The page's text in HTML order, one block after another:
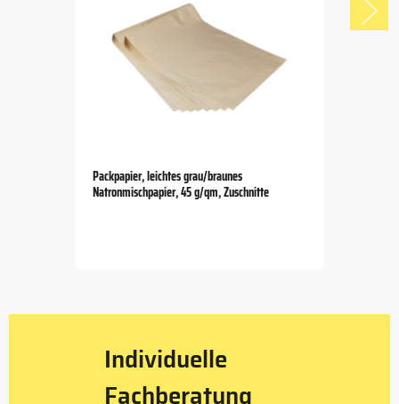
Packpapier, leichtes grau/braunes
Natronmischpapier, 45 g/qm, Zuschnitte
Individuelle
Fachberatung